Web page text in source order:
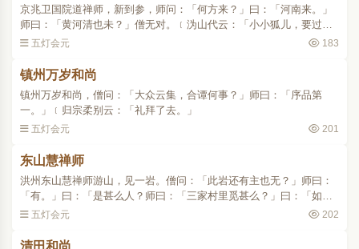
京兆卫国院道禅师，新到参，师问：「何方来？」曰：「河南来。」
师曰：「黄河清也未？」僧无对。﹝沩山代云：「小小狐儿，要过但
过，用疑作甚么。」﹞师不安，不见客。有人来谒。乃曰：「久聆和
五灯会元 183
镇州万岁和尚
镇州万岁和尚，僧问：「大众云集，合谭何事？」师曰：「序品第
一。」﹝归宗柔别云：「礼拜了去。」
五灯会元 201
东山慧禅师
洪州东山慧禅师游山，见一岩。僧问：「此岩还有主也无？」师曰：
「有。」曰：「是甚么人？师曰：「三家村里觅甚么？」曰：「如何
是岩中主？」师曰：「汝还气急么？」小师行脚回，师问：「汝离吾
五灯会元 202
清田和尚